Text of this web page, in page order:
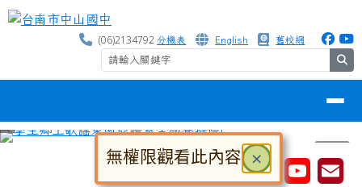
跳至主內容區
台南市中山國中
(06)2134792分機表 English 舊校網
⏸
大 中 小
× 關閉
無權限觀看此內容
對話框已開啟。請使用 Tab 鍵在